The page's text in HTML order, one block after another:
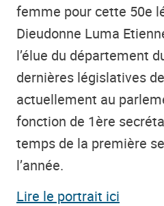
femme pour cette 50e
Dieudonne Luma
l’élue du département
dernières législatives
actuellement au
fonction de 1ère
temps de la première
l’année.
Lire le portrait ici